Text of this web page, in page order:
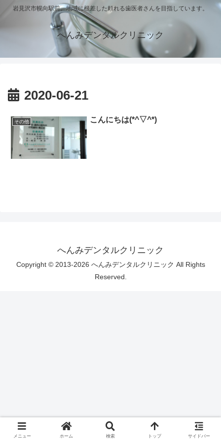
岩見沢市幌向駅前。地域に根差した頼れる歯医者さんを目指しています。
へんみデンタルクリニック
2020-06-21
その他 こんにちは(*^▽^*)
へんみデンタルクリニック
Copyright © 2013-2026 へんみデンタルクリニック All Rights
Reserved.
メニュー ホーム 検索 トップ サイドバー